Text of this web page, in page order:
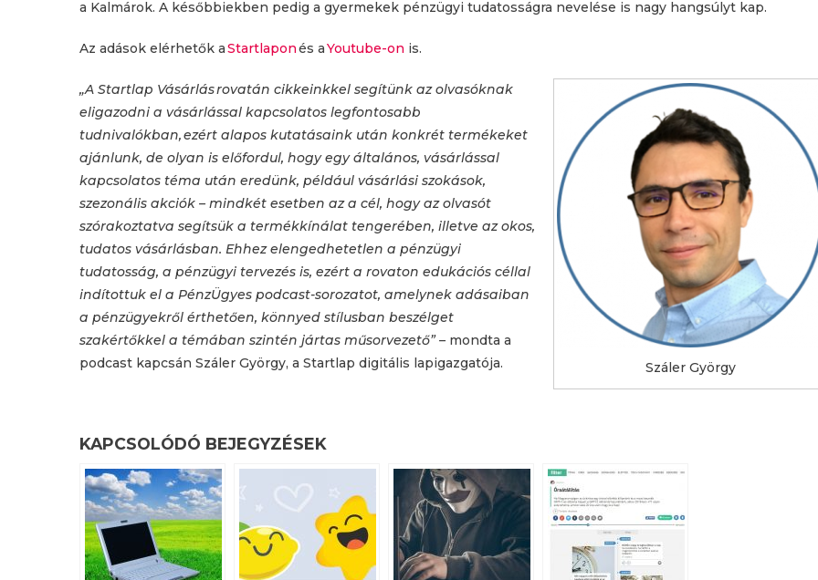
a Kalmárok. A későbbiekben pedig a gyermekek pénzügyi tudatosságra nevelése is nagy hangsúlyt kap.
Az adások elérhetők aStartlaponés aYoutube-on is.
Száler György
„A Startlap Vásárlás rovatán cikkeinkkel segítünk az olvasóknak
eligazodni a vásárlással kapcsolatos legfontosabb
tudnivalókban, ezért alapos kutatásaink után konkrét termékeket
ajánlunk, de olyan is előfordul, hogy egy általános, vásárlással
kapcsolatos téma után eredünk, például vásárlási szokások,
szezonális akciók – mindkét esetben az a cél, hogy az olvasót
szórakoztatva segítsük a termékkínálat tengerében, illetve az okos,
tudatos vásárlásban. Ehhez elengedhetetlen a pénzügyi
tudatosság, a pénzügyi tervezés is, ezért a rovaton edukációs céllal
indítottuk el a PénzÜgyes podcast-sorozatot, amelynek adásaiban
a pénzügyekről érthetően, könnyed stílusban beszélget
szakértőkkel a témában szintén jártas műsorvezető” – mondta a
podcast kapcsán Száler György, a Startlap digitális lapigazgatója.
KAPCSOLÓDÓ BEJEGYZÉSEK